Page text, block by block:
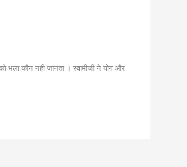
भला कौन नही जानता । स्वामीजी ने योग और